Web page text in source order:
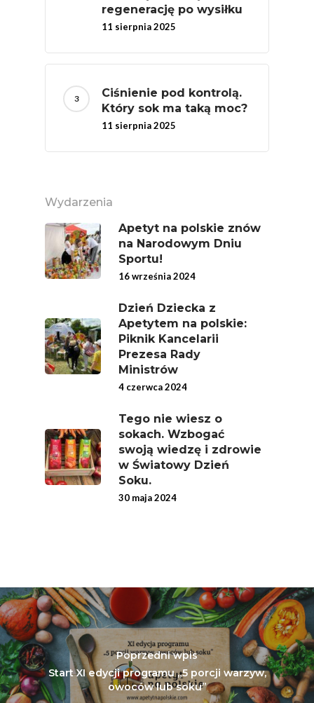
regenerację po wysiłku
11 sierpnia 2025
Ciśnienie pod kontrolą.
Który sok ma taką moc?
11 sierpnia 2025
Wydarzenia
Apetyt na polskie znów
na Narodowym Dniu
Sportu!
16 września 2024
Dzień Dziecka z
Apetytem na polskie:
Piknik Kancelarii
Prezesa Rady
Ministrów
4 czerwca 2024
Tego nie wiesz o
sokach. Wzbogać
swoją wiedzę i zdrowie
w Światowy Dzień
Soku.
30 maja 2024
Poprzedni wpis
Start XI edycji programu „5 porcji warzyw,
owoców lub soku”
Polskie
Warzywa I
Jakość Soków
Sokach
Biodostępność
Poradnik
Zdrowia
Dietetyczne ABC
Okiem Eksperta
Uroda
Współpraca Z
Przepisy
Program
Edukacyjny
MOC POLSKICH
# Wybieram
Jabłka
Konsumpcji Warzyw
Owoców
Nutriscore Fakty
Federacja
Związków
Rolnych – Ziemniaki